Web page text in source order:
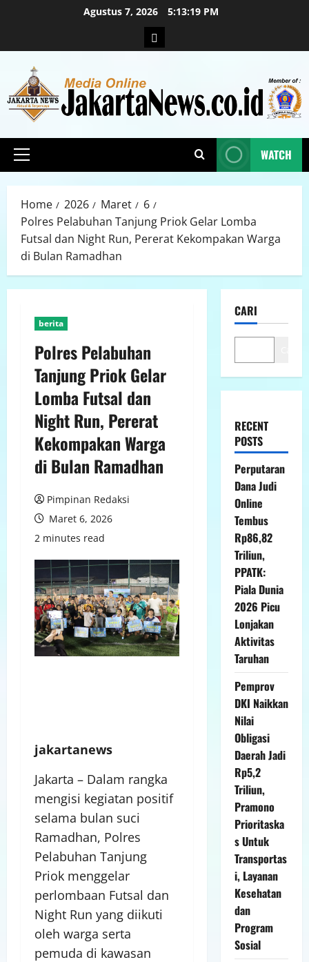
Agustus 7, 2026 5:13:20 PM
WATCH
Home 2026 Maret
6
Polres Pelabuhan Tanjung Priok Gelar Lomba
Futsal dan Night Run, Pererat Kekompakan Warga
di Bulan Ramadhan
berita
Polres Pelabuhan
Tanjung Priok Gelar
Lomba Futsal dan
Night Run, Pererat
Kekompakan Warga
di Bulan Ramadhan
Pimpinan Redaksi
Maret 6, 2026
2 minutes read
jakartanews
Jakarta – Dalam rangka
mengisi kegiatan positif
selama bulan suci
Ramadhan, Polres
Pelabuhan Tanjung
Priok menggelar
perlombaan Futsal dan
Night Run yang diikuti
oleh warga serta
pemuda di kawasan
CARI
RECENT
POSTS
Perputaran
Dana Judi
Online
Tembus
Rp86,82
Triliun,
PPATK:
Piala Dunia
2026 Picu
Lonjakan
Aktivitas
Taruhan
Pemprov
DKI Naikkan
Nilai
Obligasi
Daerah Jadi
Rp5,2
Triliun,
Pramono
Prioritaska
s Untuk
Transportas
i, Layanan
Kesehatan
dan
Program
Sosial